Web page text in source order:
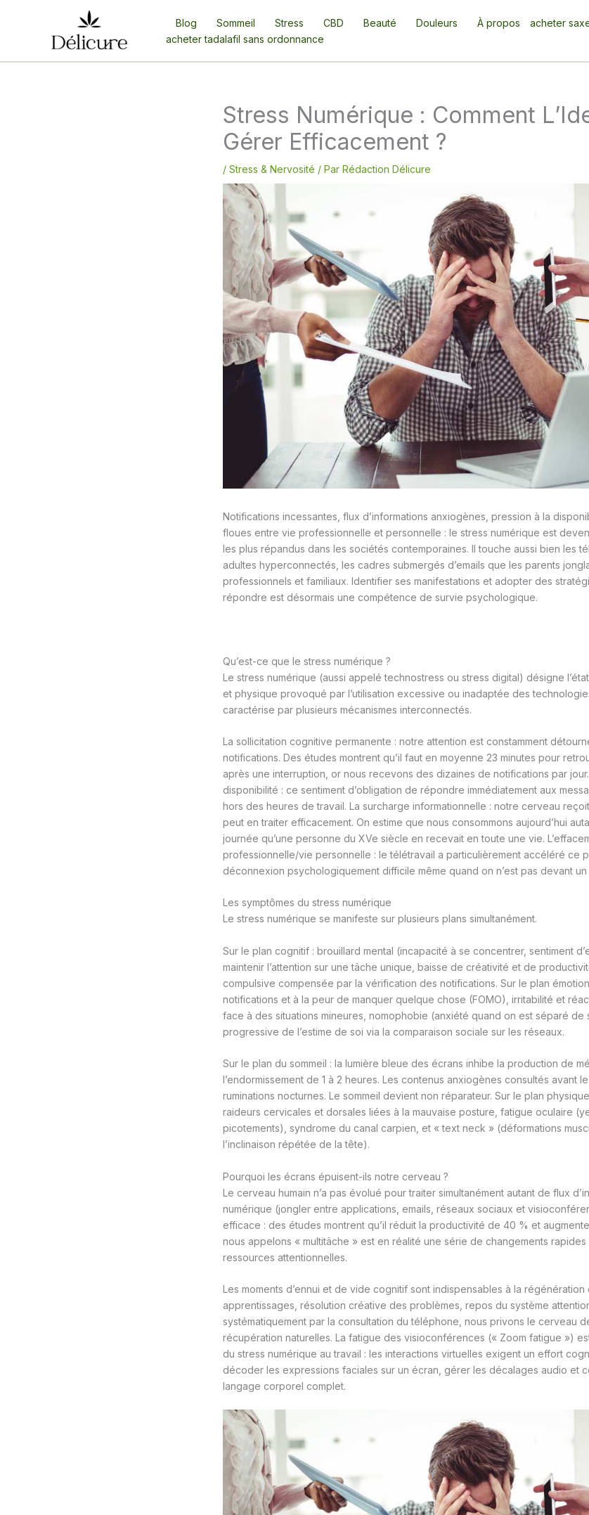
Blog Sommeil Stress CBD Beauté Douleurs À propos acheter
acheter tadalafil sans ordonnance
Stress Numérique : Comment
Gérer Efficacement ?
/ Stress & Nervosité / Par Rédaction Délicure
Notifications incessantes, flux d’informations anxiogènes, pression à la
floues entre vie professionnelle et personnelle : le stress numérique est
les plus répandus dans les sociétés contemporaines. Il touche aussi bien les
adultes hyperconnectés, les cadres submergés d’emails que les parents
professionnels et familiaux. Identifier ses manifestations et adopter des
répondre est désormais une compétence de survie psychologique.
Qu’est-ce que le stress numérique ?
Le stress numérique (aussi appelé technostress ou stress digital) désigne
et physique provoqué par l’utilisation excessive ou inadaptée des
caractérise par plusieurs mécanismes interconnectés.
La sollicitation cognitive permanente : notre attention est constamment
notifications. Des études montrent qu’il faut en moyenne 23 minutes pour
après une interruption, or nous recevons des dizaines de notifications par
disponibilité : ce sentiment d’obligation de répondre immédiatement aux
hors des heures de travail. La surcharge informationnelle : notre cerveau reçoit
peut en traiter efficacement. On estime que nous consommons aujourd’hui
journée qu’une personne du XVe siècle en recevait en toute une vie.
professionnelle/vie personnelle : le télétravail a particulièrement accéléré ce
déconnexion psychologiquement difficile même quand on n’est pas devant un
Les symptômes du stress numérique
Le stress numérique se manifeste sur plusieurs plans simultanément.
Sur le plan cognitif : brouillard mental (incapacité à se concentrer, sentiment
maintenir l’attention sur une tâche unique, baisse de créativité et de
compulsive compensée par la vérification des notifications. Sur le plan
notifications et à la peur de manquer quelque chose (FOMO), irritabilité et
face à des situations mineures, nomophobie (anxiété quand on est séparé
progressive de l’estime de soi via la comparaison sociale sur les réseaux.
Sur le plan du sommeil : la lumière bleue des écrans inhibe la production de
l’endormissement de 1 à 2 heures. Les contenus anxiogènes consultés avant
ruminations nocturnes. Le sommeil devient non réparateur. Sur le plan
raideurs cervicales et dorsales liées à la mauvaise posture, fatigue oculaire
picotements), syndrome du canal carpien, et « text neck » (déformations
l’inclinaison répétée de la tête).
Pourquoi les écrans épuisent-ils notre cerveau ?
Le cerveau humain n’a pas évolué pour traiter simultanément autant de flux
numérique (jongler entre applications, emails, réseaux sociaux et
efficace : des études montrent qu’il réduit la productivité de 40 % et
nous appelons « multitâche » est en réalité une série de changements
ressources attentionnelles.
Les moments d’ennui et de vide cognitif sont indispensables à la
apprentissages, résolution créative des problèmes, repos du système
systématiquement par la consultation du téléphone, nous privons le cerveau
récupération naturelles. La fatigue des visioconférences (« Zoom fatigue »)
du stress numérique au travail : les interactions virtuelles exigent un effort
décoder les expressions faciales sur un écran, gérer les décalages audio et
langage corporel complet.